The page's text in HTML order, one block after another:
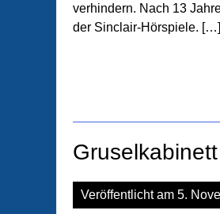
verhindern. Nach 13
der Sinclair-Hörspiele. […]
Veröffentlicht am 5.